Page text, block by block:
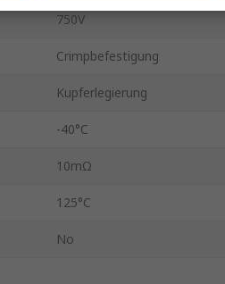
750V
Crimpbefestigung
Kupferlegierung
-40°C
10mΩ
125°C
No